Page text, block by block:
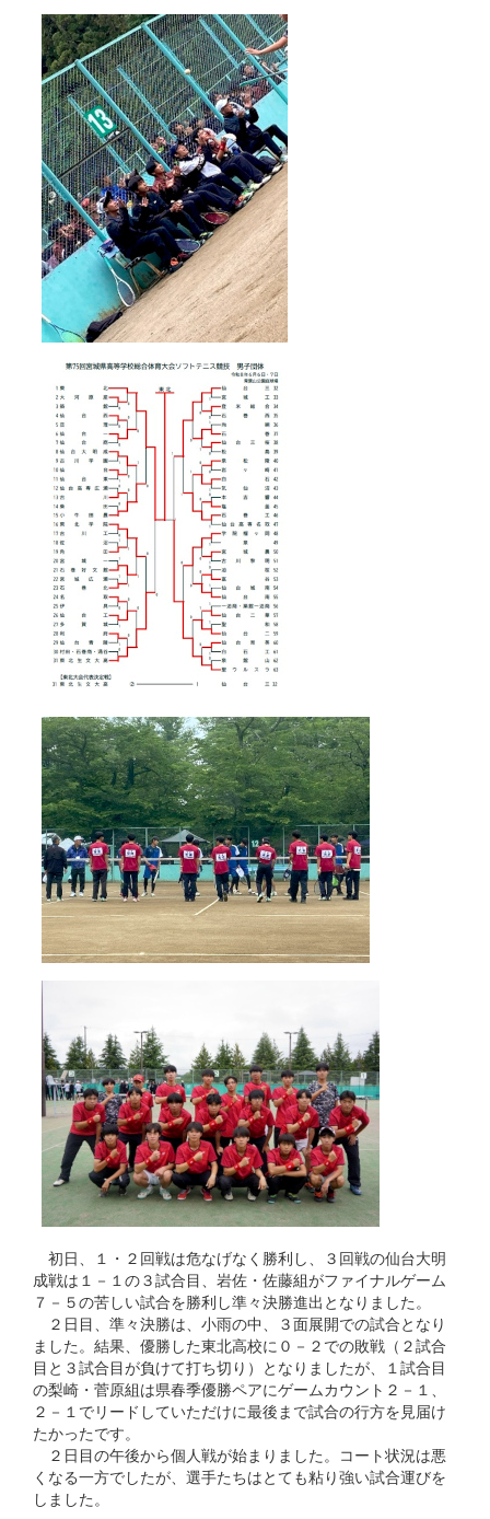
初日、１・２回戦は危なげなく勝利し、３回戦の仙台大明
成戦は１－１の３試合目、岩佐・佐藤組がファイナルゲーム
７－５の苦しい試合を勝利し準々決勝進出となりました。
２日目、準々決勝は、小雨の中、３面展開での試合となり
ました。結果、優勝した東北高校に０－２での敗戦（２試合
目と３試合目が負けて打ち切り）となりましたが、１試合目
の梨崎・菅原組は県春季優勝ペアにゲームカウント２－１、
２－１でリードしていただけに最後まで試合の行方を見届け
たかったです。
２日目の午後から個人戦が始まりました。コート状況は悪
くなる一方でしたが、選手たちはとても粘り強い試合運びを
しました。